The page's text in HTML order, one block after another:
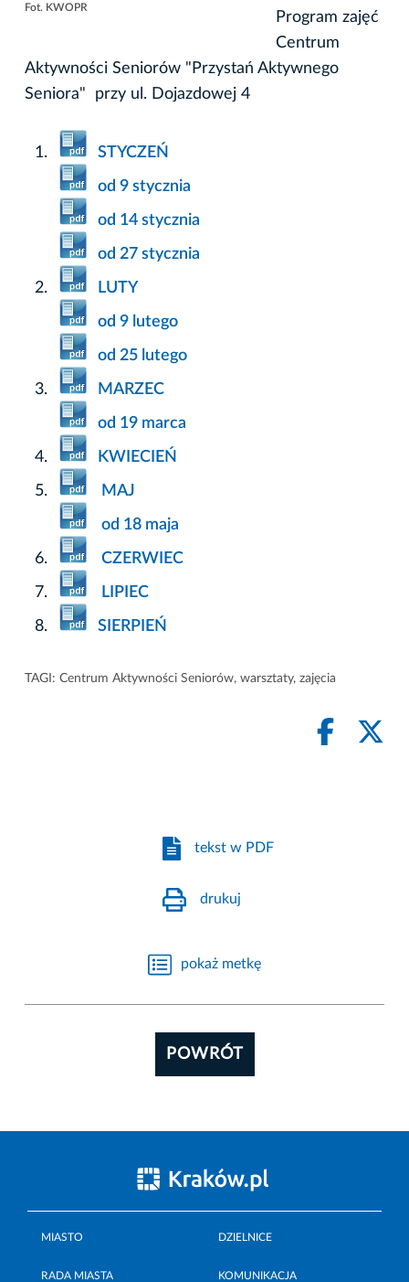
Fot. KWOPR
Program zajęć
Centrum
Aktywności Seniorów "Przystań Aktywnego
Seniora" przy ul. Dojazdowej 4
STYCZEŃ
od 9 stycznia
od 14 stycznia
od 27 stycznia
LUTY
od 9 lutego
od 25 lutego
MARZEC
od 19 marca
KWIECIEŃ
MAJ
od 18 maja
CZERWIEC
LIPIEC
SIERPIEŃ
TAGI: Centrum Aktywności Seniorów, warsztaty, zajęcia
tekst w PDF
drukuj
pokaż metkę
POWRÓT
MIASTO DZIELNICE
RADA MIASTA KOMUNIKACJA